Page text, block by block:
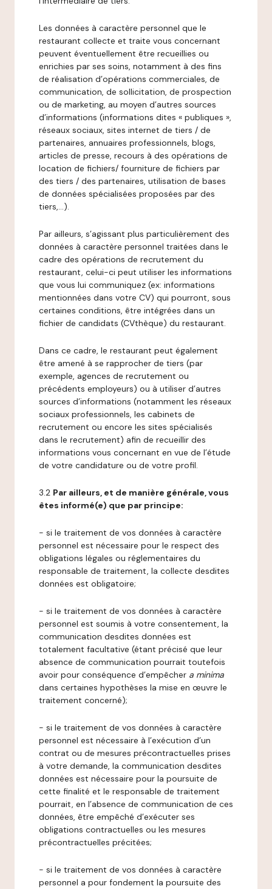
Les données à caractère personnel que le
restaurant collecte et traite vous concernant
peuvent éventuellement être recueillies ou
enrichies par ses soins, notamment à des fins
de réalisation d’opérations commerciales, de
communication, de sollicitation, de prospection
ou de marketing, au moyen d’autres sources
d’informations (informations dites « publiques »,
réseaux sociaux, sites internet de tiers / de
partenaires, annuaires professionnels, blogs,
articles de presse, recours à des opérations de
location de fichiers/ fourniture de fichiers par
des tiers / des partenaires, utilisation de bases
de données spécialisées proposées par des
tiers,…).
Par ailleurs, s’agissant plus particulièrement des
données à caractère personnel traitées dans le
cadre des opérations de recrutement du
restaurant, celui-ci peut utiliser les informations
que vous lui communiquez (ex: informations
mentionnées dans votre CV) qui pourront, sous
certaines conditions, être intégrées dans un
fichier de candidats (CVthèque) du restaurant.
Dans ce cadre, le restaurant peut également
être amené à se rapprocher de tiers (par
exemple, agences de recrutement ou
précédents employeurs) ou à utiliser d’autres
sources d’informations (notamment les réseaux
sociaux professionnels, les cabinets de
recrutement ou encore les sites spécialisés
dans le recrutement) afin de recueillir des
informations vous concernant en vue de l’étude
de votre candidature ou de votre profil.
3.2 Par ailleurs, et de manière générale, vous
êtes informé(e) que par principe:
- si le traitement de vos données à caractère
personnel est nécessaire pour le respect des
obligations légales ou réglementaires du
responsable de traitement, la collecte desdites
données est obligatoire;
- si le traitement de vos données à caractère
personnel est soumis à votre consentement, la
communication desdites données est
totalement facultative (étant précisé que leur
absence de communication pourrait toutefois
avoir pour conséquence d’empêcher a minima
dans certaines hypothèses la mise en œuvre le
traitement concerné);
- si le traitement de vos données à caractère
personnel est nécessaire à l’exécution d’un
contrat ou de mesures précontractuelles prises
à votre demande, la communication desdites
données est nécessaire pour la poursuite de
cette finalité et le responsable de traitement
pourrait, en l’absence de communication de ces
données, être empêché d’exécuter ses
obligations contractuelles ou les mesures
précontractuelles précitées;
- si le traitement de vos données à caractère
personnel a pour fondement la poursuite des